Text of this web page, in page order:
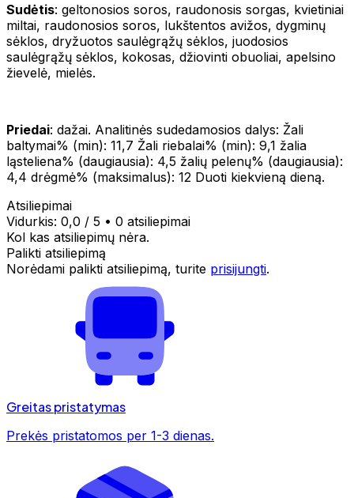
Sudėtis: geltonosios soros, raudonosis sorgas, kvietiniai
miltai, raudonosios soros, lukštentos avižos, dygminų
sėklos, dryžuotos saulėgrąžų sėklos, juodosios
saulėgrąžų sėklos, kokosas, džiovinti obuoliai, apelsino
žievelė, mielės.
Priedai: dažai. Analitinės sudedamosios dalys: Žali
baltymai% (min): 11,7 Žali riebalai% (min): 9,1 žalia
ląsteliena% (daugiausia): 4,5 žalių pelenų% (daugiausia):
4,4 drėgmė% (maksimalus): 12 Duoti kiekvieną dieną.
Atsiliepimai
Vidurkis: 0,0 / 5 • 0 atsiliepimai
Kol kas atsiliepimų nėra.
Palikti atsiliepimą
Norėdami palikti atsiliepimą, turite prisijungti.
Greitas pristatymas
Prekės pristatomos per 1-3 dienas.